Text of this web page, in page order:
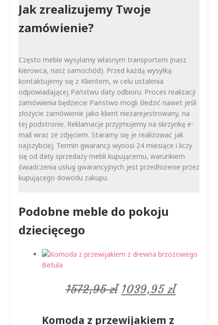
Jak zrealizujemy Twoje
zamówienie?
Często meble wysyłamy własnym transportem (nasz
kierowca, nasz samochód). Przed każdą wysyłką
kontaktujemy się z Klientem, w celu ustalenia
odpowiadającej Państwu daty odbioru. Proces realizacji
zamówienia będziecie Państwo mogli śledzić nawet jeśli
złożycie zamówienie jako klient niezarejestrowany, na
tej podstronie. Reklamacje przyjmujemy na skrzynkę e-
mail wraz ze zdjęciem. Staramy się je realizować jak
najszybciej. Termin gwarancji wynosi 24 miesiące i liczy
się od daty sprzedaży mebli kupującemu, warunkiem
świadczenia usług gwarancyjnych jest przedłożenie przez
kupującego dowodu zakupu.
Podobne meble do pokoju
dziecięcego
1572,95zł Pierwotna
1039,95zł
Komoda z przewijakiem z